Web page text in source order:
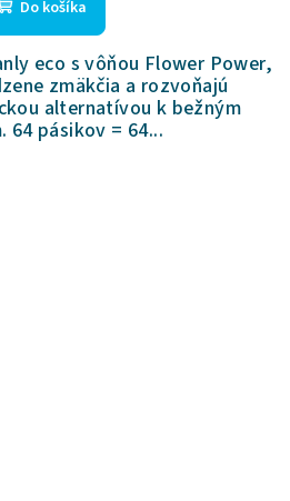
z
5
hviezdičiek.
Do košíka
eco s vôňou Flower Power,
zmäkčia a rozvoňajú
alternatívou k bežným
64 pásikov = 64...